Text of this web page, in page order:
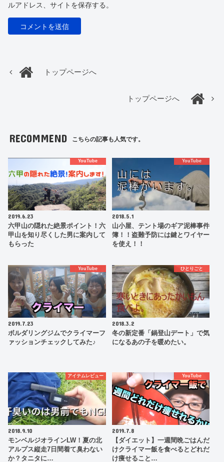
ルアドレス、サイトを保存する。
トップページへ
トップページへ
RECOMMEND こちらの記事も人気です。
YouTube
2019.6.23
六甲山の隠れた絶景ポイント！六
甲山を知り尽くした男に案内して
もらった
YouTube
2018.5.1
山小屋、テント場のギア泥棒事件
簿！！盗難予防には鍵とワイヤー
を使え！！
YouTube
2019.7.23
ボルダリングジムでクライマーフ
ァッションチェックしてみた♪
ひとりごと
2018.3.2
冬の新定番「鍋登山デート」で気
になるあの子を暖めたい。
アイテムレビュー
2018.9.10
モンベルジオラインLW！夏の北
アルプス縦走7日間着て臭わない
か？タニタに…
YouTube
2019.7.8
【ダイエット】一週間晩ごはんだ
けクライマー飯を食べるとどれだ
け痩せること…